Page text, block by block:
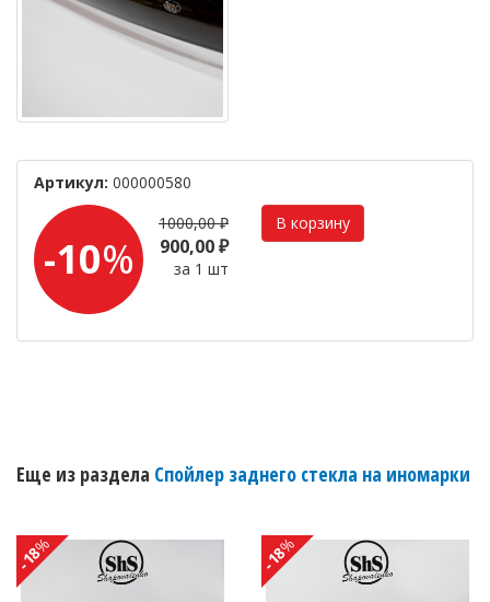
Артикул: 000000580
-10%
1000,00 ₽
900,00 ₽
за 1 шт
Еще из раздела Спойлер заднего стекла на иномарки
-18
% -18
%